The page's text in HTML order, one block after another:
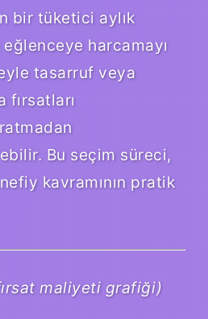
bir tüketici aylık
harcamayı
tasarruf veya
fırsatları
Bu seçim süreci,
kavramının pratik
maliyeti grafiği)